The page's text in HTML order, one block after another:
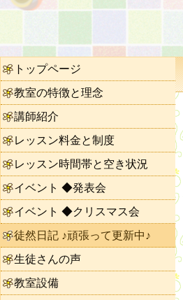
トップページ
教室の特徴と理念
講師紹介
レッスン料金と制度
レッスン時間帯と空き状況
イベント ◆発表会
イベント ◆クリスマス会
徒然日記 ♪頑張って更新中♪
生徒さんの声
教室設備